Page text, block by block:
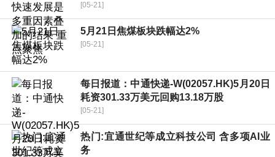
[05-21]
5月21日焦煤板块跌幅达2%
[05-21]
每日报道：中通快递-W(02057.HK)5月20日
耗资301.33万美元回购13.18万股
[05-21]
热门:宜通世纪等成立科技公司 含多项AI业
务